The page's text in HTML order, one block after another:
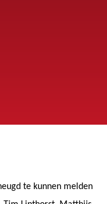
te kunnen melden